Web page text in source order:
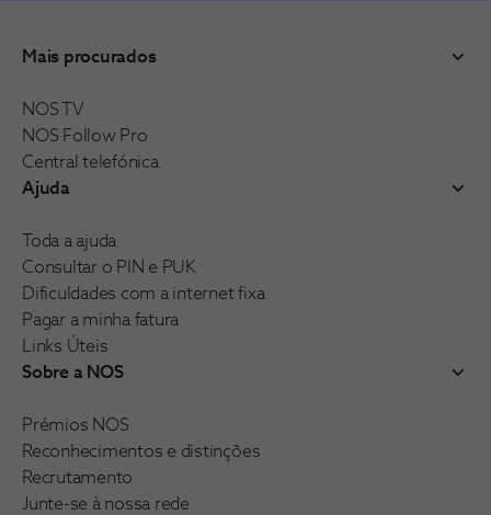
Mais procurados
NOS TV
NOS Follow Pro
Central telefónica
Ajuda
Toda a ajuda
Consultar o PIN e PUK
Dificuldades com a internet fixa
Pagar a minha fatura
Links Úteis
Sobre a NOS
Prémios NOS
Reconhecimentos e distinções
Recrutamento
Junte-se à nossa rede